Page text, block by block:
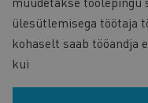
ülesütlemisega töötaja
kohaselt saab tööandja
kui